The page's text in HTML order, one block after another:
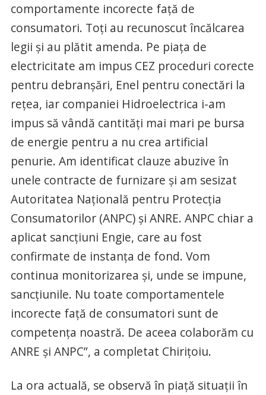
comportamente incorecte faţă de
consumatori. Toţi au recunoscut încălcarea
legii şi au plătit amenda. Pe piaţa de
electricitate am impus CEZ proceduri corecte
pentru debranşări, Enel pentru conectări la
reţea, iar companiei Hidroelectrica i-am
impus să vândă cantităţi mai mari pe bursa
de energie pentru a nu crea artificial
penurie. Am identificat clauze abuzive în
unele contracte de furnizare şi am sesizat
Autoritatea Naţională pentru Protecţia
Consumatorilor (ANPC) şi ANRE. ANPC chiar a
aplicat sancţiuni Engie, care au fost
confirmate de instanţa de fond. Vom
continua monitorizarea şi, unde se impune,
sancţiunile. Nu toate comportamentele
incorecte faţă de consumatori sunt de
competenţa noastră. De aceea colaborăm cu
ANRE şi ANPC”, a completat Chiriţoiu.
La ora actuală, se observă în piaţă situaţii în